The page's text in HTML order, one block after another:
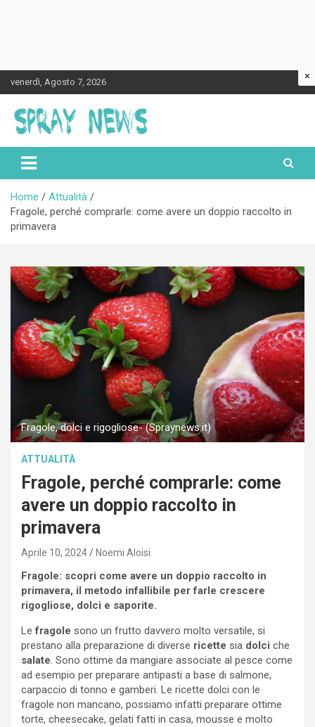
to
content
venerdì, Agosto 7, 2026
Spraynews.it
Home
Attualità
Fragole, perché comprarle: come avere un doppio raccolto in
primavera
Fragole, dolci e rigogliose- (Spraynews.it)
ATTUALITÀ
Fragole, perché comprarle: come
avere un doppio raccolto in
primavera
Aprile 10, 2024 Noemi Aloisi
Fragole: scopri come avere un doppio raccolto in
primavera, il metodo infallibile per farle crescere
rigogliose, dolci e saporite.
Lefragole sono un frutto davvero molto versatile, si
prestano alla preparazione di diverse ricette sia dolci che
salate. Sono ottime da mangiare associate al pesce come
ad esempio per preparare antipasti a base di salmone,
carpaccio di tonno e gamberi. Le ricette dolci con le
fragole non mancano, possiamo infatti preparare ottime
torte, cheesecake, gelati fatti in casa, mousse e molto
×